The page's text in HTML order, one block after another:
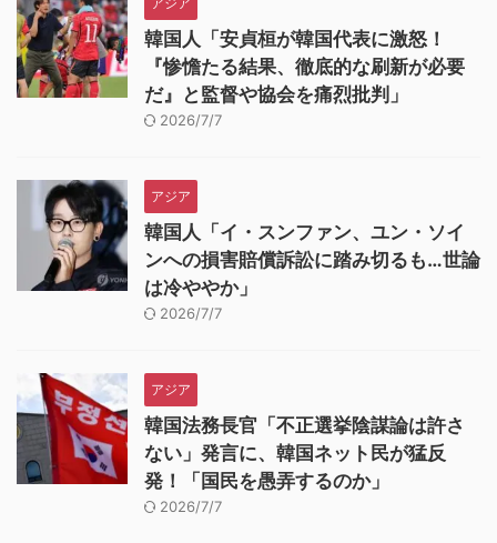
韓国人「安貞桓が韓国代表に激怒！
『惨憺たる結果、徹底的な刷新が必要
だ』と監督や協会を痛烈批判」
2026/7/7
アジア
韓国人「イ・スンファン、ユン・ソイ
ンへの損害賠償訴訟に踏み切るも…世論
は冷ややか」
2026/7/7
アジア
韓国法務長官「不正選挙陰謀論は許さ
ない」発言に、韓国ネット民が猛反
発！「国民を愚弄するのか」
2026/7/7